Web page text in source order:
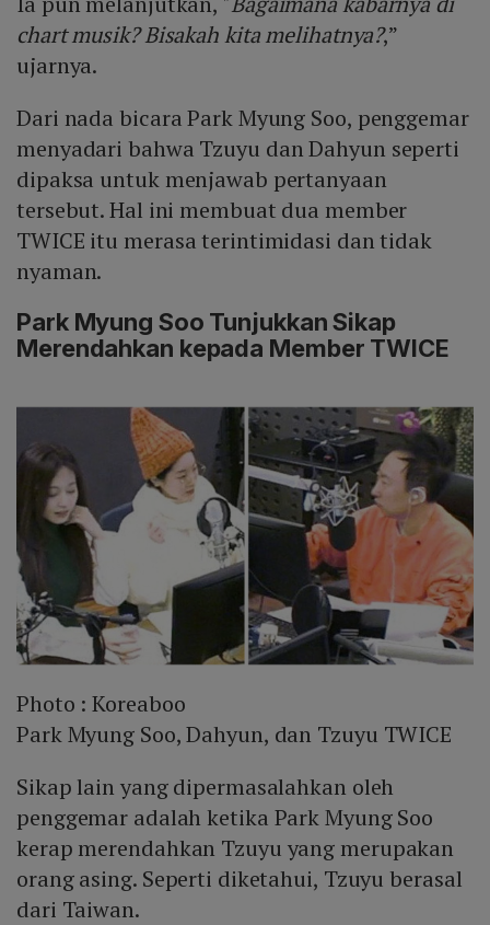
chart musik? Bisakah kita melihatnya?,”
ujarnya.
Dari nada bicara Park Myung Soo, penggemar
menyadari bahwa Tzuyu dan Dahyun seperti
dipaksa untuk menjawab pertanyaan
tersebut. Hal ini membuat dua member
TWICE itu merasa terintimidasi dan tidak
nyaman.
Park Myung Soo Tunjukkan Sikap
Merendahkan kepada Member TWICE
Photo :Koreaboo
Park Myung Soo, Dahyun, dan Tzuyu TWICE
Sikap lain yang dipermasalahkan oleh
penggemar adalah ketika Park Myung Soo
kerap merendahkan Tzuyu yang merupakan
orang asing. Seperti diketahui, Tzuyu berasal
dari Taiwan.